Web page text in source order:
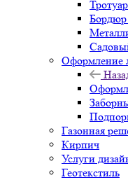
Оформление
Газонная
Кирпич
Услуги
Геотекстиль